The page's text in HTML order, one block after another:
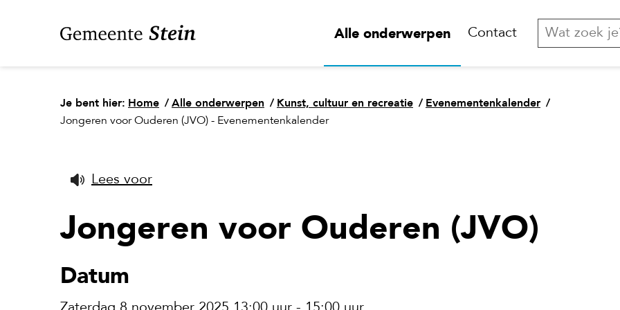
Alle onderwerpen Contact
Je bent hier: Home / Alle onderwerpen / Kunst, cultuur en recreatie / Evenementenkalender /
Jongeren voor Ouderen (JVO) - Evenementenkalender
Lees voor
Jongeren voor Ouderen (JVO)
Datum